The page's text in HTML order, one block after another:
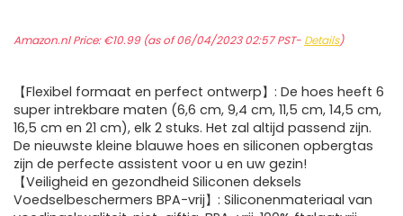
Amazon.nl Price:€10.99(as of 06/04/2023 02:57 PST- Details)
【Flexibel formaat en perfect ontwerp】: De hoes heeft 6
super intrekbare maten (6,6 cm, 9,4 cm, 11,5 cm, 14,5 cm,
16,5 cm en 21 cm), elk 2 stuks. Het zal altijd passend zijn.
De nieuwste kleine blauwe hoes en siliconen opbergtas
zijn de perfecte assistent voor u en uw gezin!
【Veiligheid en gezondheid Siliconen deksels
Voedselbeschermers BPA-vrij】: Siliconenmateriaal van